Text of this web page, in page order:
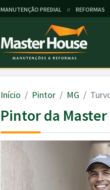
MANUTENÇÃO PREDIAL // REFORMAS
Início Pintor MG
Pintor da